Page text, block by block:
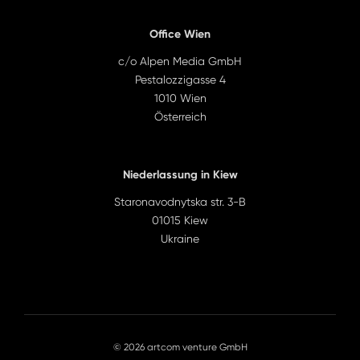
Office Wien
c/o Alpen Media GmbH
Pestalozzigasse 4
1010 Wien
Österreich
Niederlassung in Kiew
Staronavodnytska str. 3-B
01015 Kiew
Ukraine
© 2026 artcom venture GmbH